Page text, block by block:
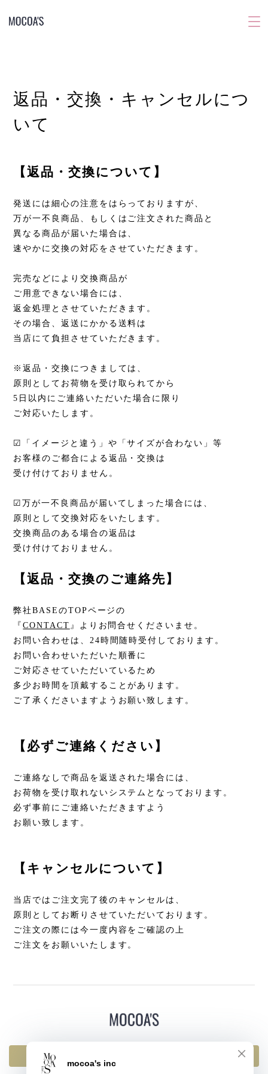
返品・交換・キャンセルにつ
いて
【返品・交換について】
発送には細心の注意をはらっておりますが、
万が一不良商品、もしくはご注文された商品と
異なる商品が届いた場合は、
速やかに交換の対応をさせていただきます。
完売などにより交換商品が
ご用意できない場合には、
返金処理とさせていただきます。
その場合、返送にかかる送料は
当店にて負担させていただきます。
※返品・交換につきましては、
原則としてお荷物を受け取られてから
5日以内にご連絡いただいた場合に限り
ご対応いたします。
☑「イメージと違う」や「サイズが合わない」等
お客様のご都合による返品・交換は
受け付けておりません。
☑万が一不良商品が届いてしまった場合には、
原則として交換対応をいたします。
交換商品のある場合の返品は
受け付けておりません。
【返品・交換のご連絡先】
弊社BASEのTOPページの
『CONTACT 』よりお問合せくださいませ。
お問い合わせは、24時間随時受付しております。
お問い合わせいただいた順番に
ご対応させていただいているため
多少お時間を頂戴することがあります。
ご了承くださいますようお願い致します。
【必ずご連絡ください】
ご連絡なしで商品を返送された場合には、
お荷物を受け取れないシステムとなっております。
必ず事前にご連絡いただきますよう
お願い致します。
【キャンセルについて】
当店ではご注文完了後のキャンセルは、
原則としてお断りさせていただいております。
ご注文の際には今一度内容をご確認の上
ご注文をお願いいたします。